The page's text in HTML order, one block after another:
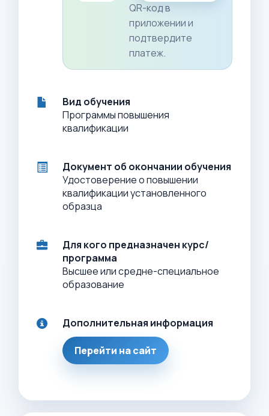
QR-код в
приложении и
подтвердите
платеж.
Вид обучения
Программы повышения
квалификации
Документ об окончании обучения
Удостоверение о повышении
квалификации установленного
образца
Для кого предназначен курс/
программа
Высшее или средне-специальное
образование
Дополнительная информация
Перейти на сайт